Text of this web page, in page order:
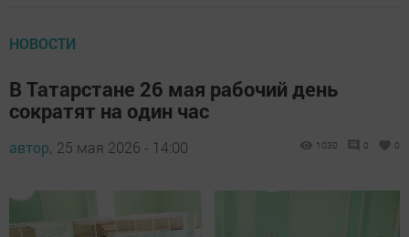
НОВОСТИ
В Татарстане 26 мая рабочий день
сократят на один час
автор, 25 мая 2026 - 14:00 1030 0 0